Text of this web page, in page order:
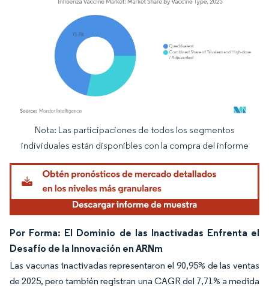
Imagen © Mordor Intelligence. El uso requiere atribución según CC BY 4.0.
Nota: Las participaciones de todos los segmentos
individuales están disponibles con la compra del informe
Por Forma: El Dominio de las Inactivadas Enfrenta el
Desafío de la Innovación en ARNm
Las vacunas inactivadas representaron el 90,95% de las ventas
de 2025, pero también registran una CAGR del 7,71% a medida